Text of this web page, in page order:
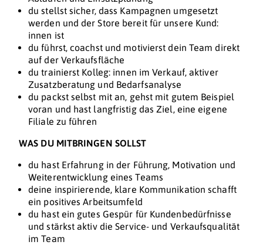
du stellst sicher, dass Kampagnen umgesetzt
werden und der Store bereit für unsere Kund:
innen ist
du führst, coachst und motivierst dein Team direkt
auf der Verkaufsfläche
du trainierst Kolleg: innen im Verkauf, aktiver
Zusatzberatung und Bedarfsanalyse
du packst selbst mit an, gehst mit gutem Beispiel
voran und hast langfristig das Ziel, eine eigene
Filiale zu führen
WAS DU MITBRINGEN SOLLST
du hast Erfahrung in der Führung, Motivation und
Weiterentwicklung eines Teams
deine inspirierende, klare Kommunikation schafft
ein positives Arbeitsumfeld
du hast ein gutes Gespür für Kundenbedürfnisse
und stärkst aktiv die Service- und Verkaufsqualität
im Team